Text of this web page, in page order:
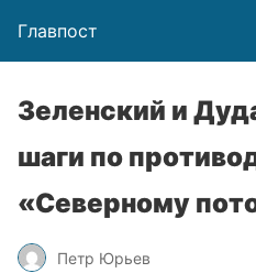
Главпост
Зеленский и
шаги по
«Северному
Петр Юрьев